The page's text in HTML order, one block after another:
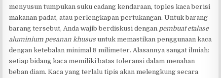
menyusun tumpukan suku cadang kendaraan, toples kaca berisi
makanan padat, atau perlengkapan pertukangan. Untuk barang-
barang tersebut, Anda wajib berdiskusi dengan pembuat etalase
aluminium pesanan khusus untuk memastikan penggunaan kaca
dengan ketebalan minimal 8 milimeter. Alasannya sangat ilmiah:
setiap bidang kaca memiliki batas toleransi dalam menahan
beban diam. Kaca yang terlalu tipis akan melengkung secara